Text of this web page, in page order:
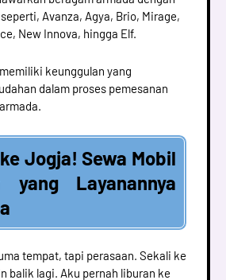
Avanza, Agya, Brio, Mirage,
New Innova, hingga Elf.
keunggulan yang
dalam proses pemesanan
Jogja! Sewa Mobil
Layanannya
tempat, tapi perasaan. Sekali ke
balik lagi. Aku pernah liburan ke